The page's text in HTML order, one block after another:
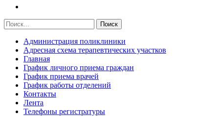
Администрация поликлиники
Адресная схема терапевтических участков
Главная
График личного приема граждан
График приема врачей
График работы отделений
Контакты
Лента
Телефоны регистратуры